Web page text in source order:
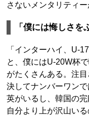
さないメンタリティ
「僕には悔しさを
「インターハイ、U-
と、僕にはU-20W杯
がたくさんある。注
決してナンバーワン
英がいるし、韓国の
自分より上が沢山い